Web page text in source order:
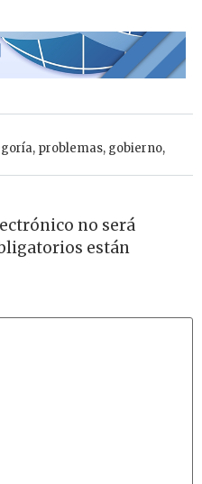
, problemas, gobierno,
no será
están